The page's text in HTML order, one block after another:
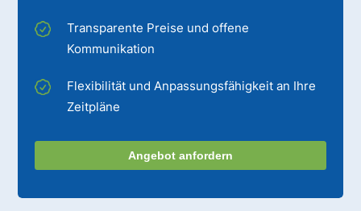
Transparente Preise und offene
Kommunikation
Flexibilität und Anpassungsfähigkeit an Ihre
Zeitpläne
Angebot anfordern